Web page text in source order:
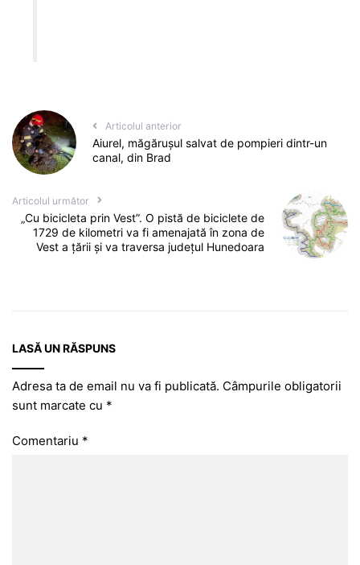
Articolul anterior
Aiurel, măgărușul salvat de pompieri dintr-un
canal, din Brad
Articolul următor
„Cu bicicleta prin Vest”. O pistă de biciclete de
1729 de kilometri va fi amenajată în zona de
Vest a țării și va traversa județul Hunedoara
LASĂ UN RĂSPUNS
Adresa ta de email nu va fi publicată. Câmpurile obligatorii
sunt marcate cu *
Comentariu *